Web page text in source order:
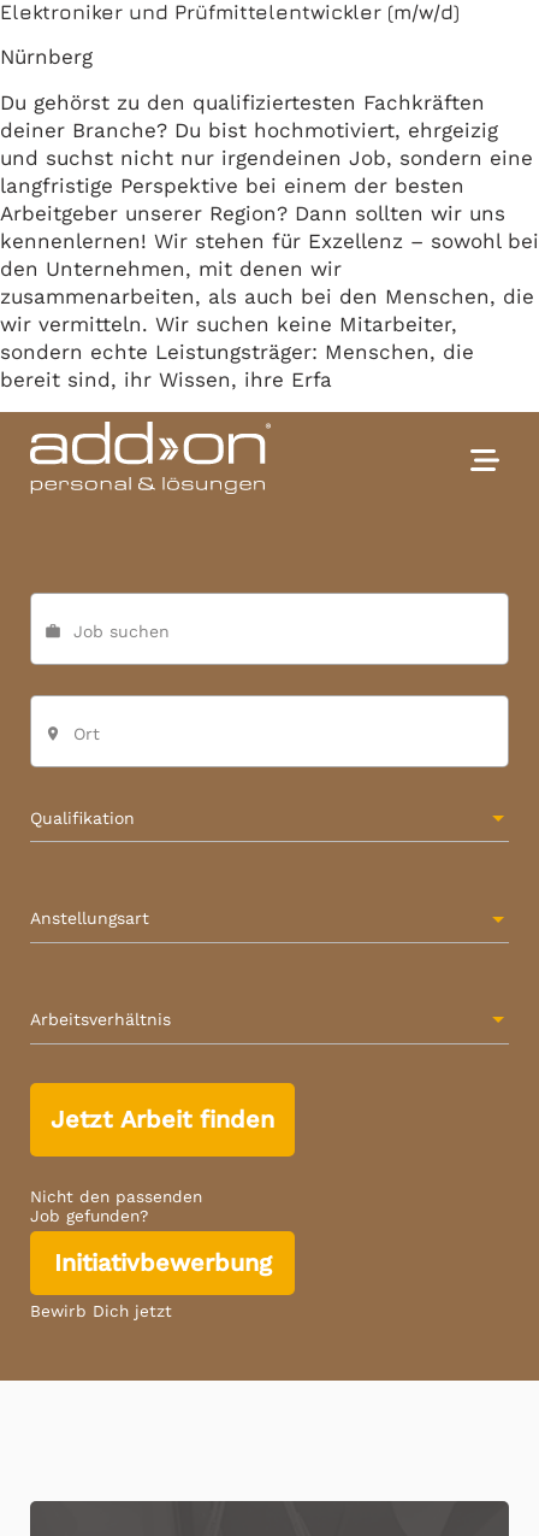
Elektroniker und Prüfmittelentwickler (m/w/d)
Nürnberg
Du gehörst zu den qualifiziertesten Fachkräften
deiner Branche? Du bist hochmotiviert, ehrgeizig
und suchst nicht nur irgendeinen Job, sondern eine
langfristige Perspektive bei einem der besten
Arbeitgeber unserer Region? Dann sollten wir uns
kennenlernen! Wir stehen für Exzellenz – sowohl bei
den Unternehmen, mit denen wir
zusammenarbeiten, als auch bei den Menschen, die
wir vermitteln. Wir suchen keine Mitarbeiter,
sondern echte Leistungsträger: Menschen, die
bereit sind, ihr Wissen, ihre Erfa
work Job suchen
place Ort
Qualifikation
Anstellungsart
Arbeitsverhältnis
Jetzt Arbeit finden
Nicht den passenden
Job gefunden?
Initiativbewerbung
Bewirb Dich jetzt